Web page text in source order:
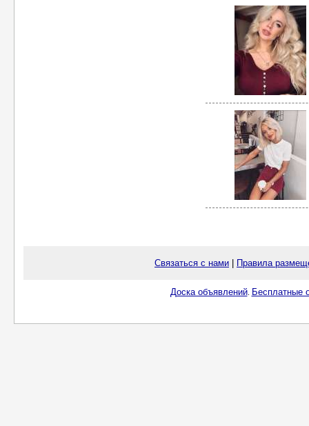
Связаться с нами Правила
Доска объявлений. Бесплатные